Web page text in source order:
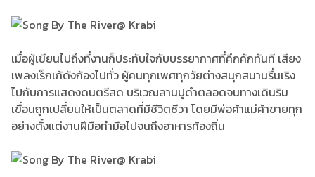
เมื่อผู้เขียนไปถึงที่งานก็ประทับใจกับบรรยากาศที่คึกคักทันที เสียง
เพลงเร็กเก้ดังก้องไปทั่ว ผู้คนทุกเพศทุกวัยต่างสนุกสนานรื่นเริง
ไปกับการแสดงดนตรีสด บริเวณลานปูดำตลอดจนทางเดินริม
เขื่อนถูกเปลี่ยนให้เป็นตลาดที่มีชีวิตชีวา โดยมีพ่อค้าแม่ค้าขายทุก
อย่างตั้งแต่งานฝีมือทำมือไปจนถึงอาหารท้องถิ่น